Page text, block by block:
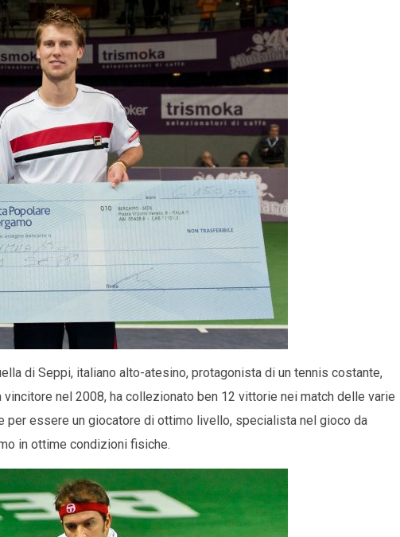
di Seppi, italiano alto-atesino, protagonista di un tennis costante,
nel 2008, ha collezionato ben 12 vittorie nei match delle varie
per essere un giocatore di ottimo livello, specialista nel gioco da
in ottime condizioni fisiche.